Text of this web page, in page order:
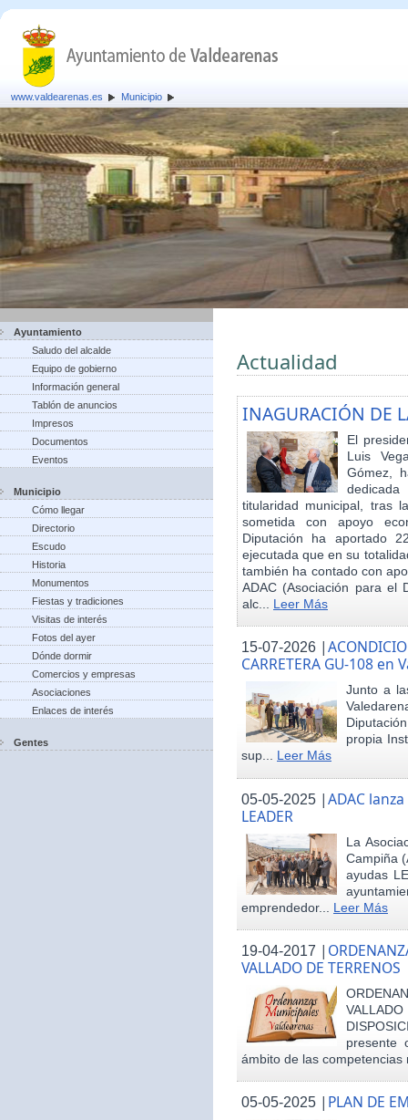
www.valdearenas.es Municipio
Ayuntamiento
Saludo del alcalde
Equipo de gobierno
Información general
Tablón de anuncios
Impresos
Documentos
Eventos
Municipio
Cómo llegar
Directorio
Escudo
Historia
Monumentos
Fiestas y tradiciones
Visitas de interés
Fotos del ayer
Dónde dormir
Comercios y empresas
Asociaciones
Enlaces de interés
Gentes
Actualidad
INAGURACIÓN DE
El
Luis
Gómez,
titularidad municipal, tras
sometida con apoyo
Diputación ha aportado
ejecutada que en su
también ha contado con
ADAC (Asociación para el
alc... Leer Más
15-07-2026 |
CARRETERA GU-108 en
Junto a
propia
sup... Leer Más
05-05-2025 |ADAC
LEADER
La
Campiña
ayudas
emprendedor... Leer Más
19-04-2017 |
VALLADO DE TERRENOS
presente
ámbito de las
05-05-2025 | PLAN DE